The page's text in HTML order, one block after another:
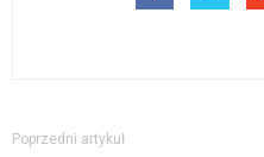
Poprzedni artykuł